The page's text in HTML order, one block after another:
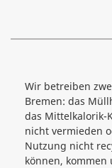
Wir betreiben
Bremen: das
das Mittelkalorik-
nicht vermieden
Nutzung nicht
können, kommen